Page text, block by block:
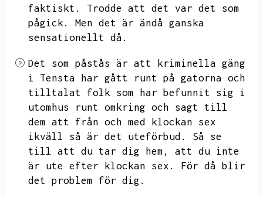
faktiskt.
Trodde att det var det som
pågick.
Men det är ändå ganska
sensationellt då.
Det som påstås är att kriminella gäng
i Tensta har gått runt på gatorna och
tilltalat folk som har befunnit sig i
utomhus runt omkring och sagt till
dem att från och med klockan sex
ikväll så är det uteförbud.
Så se
till att du tar dig hem,
att du inte
är ute efter klockan sex.
För då blir
det problem för dig.